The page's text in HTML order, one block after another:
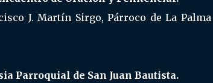
J. Martín Sirgo, Párroco de La
Parroquial de San Juan Bautista.